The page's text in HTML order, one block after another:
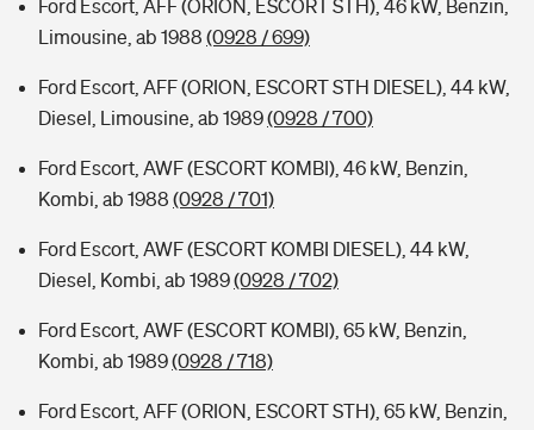
Ford Escort, AFF (ORION, ESCORT STH), 46 kW, Benzin,
Limousine, ab 1988 (0928 / 699)
Ford Escort, AFF (ORION, ESCORT STH DIESEL), 44 kW,
Diesel, Limousine, ab 1989(0928 / 700)
Ford Escort, AWF (ESCORT KOMBI), 46 kW, Benzin,
Kombi, ab 1988 (0928 / 701)
Ford Escort, AWF (ESCORT KOMBI DIESEL), 44 kW,
Diesel, Kombi, ab 1989(0928 / 702)
Ford Escort, AWF (ESCORT KOMBI), 65 kW, Benzin,
Kombi, ab 1989(0928 / 718)
Ford Escort, AFF (ORION, ESCORT STH), 65 kW, Benzin,